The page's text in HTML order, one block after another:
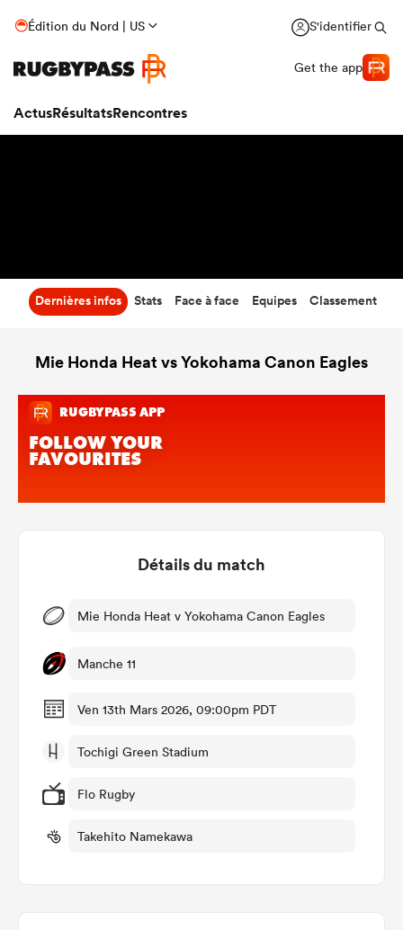
Édition du Nord | US S'identifier
Get the app
ActusRésultatsRencontres
Dernières infos Stats Face à face Equipes Classement
Mie Honda Heat vs Yokohama Canon Eagles
Détails du match
Mie Honda Heat v Yokohama Canon Eagles
Manche 11
Ven 13th Mars 2026, 09:00pm PDT
Tochigi Green Stadium
Flo Rugby
Takehito Namekawa